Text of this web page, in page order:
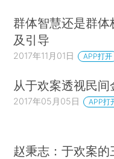
群体智慧还是群
及引导
2017年11月01日 APP打开
从于欢案透视民间
2017年05月05日 APP打
赵秉志：于欢案的